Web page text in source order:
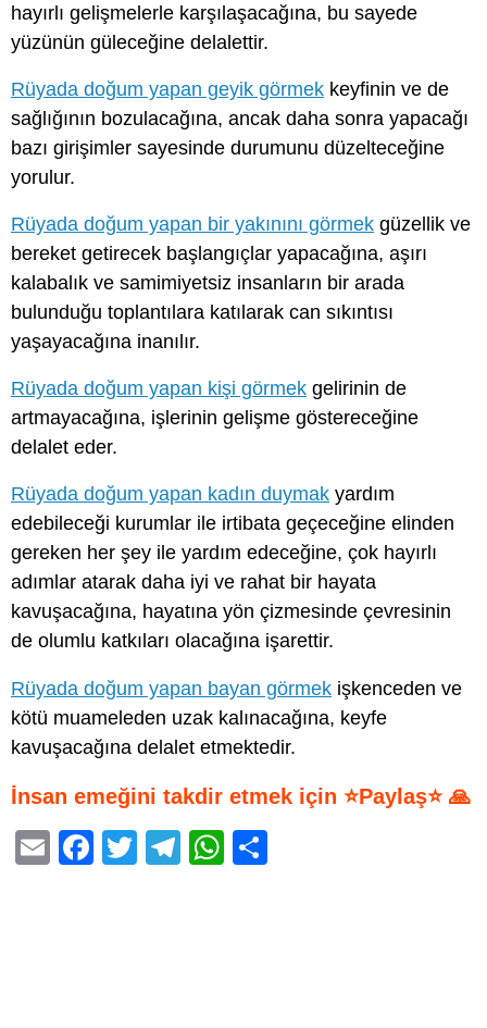
hayırlı gelişmelerle karşılaşacağına, bu sayede
yüzünün güleceğine delalettir.
Rüyada doğum yapan geyik görmek keyfinin ve de
sağlığının bozulacağına, ancak daha sonra yapacağı
bazı girişimler sayesinde durumunu düzelteceğine
yorulur.
Rüyada doğum yapan bir yakınını görmek güzellik ve
bereket getirecek başlangıçlar yapacağına, aşırı
kalabalık ve samimiyetsiz insanların bir arada
bulunduğu toplantılara katılarak can sıkıntısı
yaşayacağına inanılır.
Rüyada doğum yapan kişi görmek gelirinin de
artmayacağına, işlerinin gelişme göstereceğine
delalet eder.
Rüyada doğum yapan kadın duymak yardım
edebileceği kurumlar ile irtibata geçeceğine elinden
gereken her şey ile yardım edeceğine, çok hayırlı
adımlar atarak daha iyi ve rahat bir hayata
kavuşacağına, hayatına yön çizmesinde çevresinin
de olumlu katkıları olacağına işarettir.
Rüyada doğum yapan bayan görmek işkenceden ve
kötü muameleden uzak kalınacağına, keyfe
kavuşacağına delalet etmektedir.
İnsan emeğini takdir etmek için ⭐Paylaş⭐ 🙏
E
F
T
T
W